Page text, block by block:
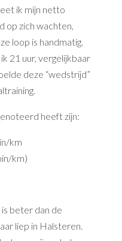
ik mijn netto
op zich wachten,
loop is handmatig.
21 uur, vergelijkbaar
deze “wedstrijd”
heeft zijn:
km
km)
beter dan de
liep in Halsteren.